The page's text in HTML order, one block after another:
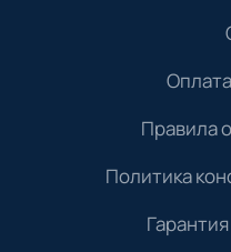
Правила
Политика